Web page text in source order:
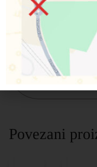
kulturi
Po šest stranica
Postupno
Zadaci za
Prateći zadaci
praznične lekcije
Povezani